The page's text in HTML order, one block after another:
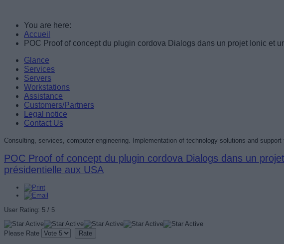
You are here:
Accueil
POC Proof of concept du plugin cordova Dialogs dans un projet Ionic et
Glance
Services
Servers
Workstations
Assistance
Customers/Partners
Legal notice
Contact Us
Consulting, services, computer engineering. Implementation of technology solutions and support
POC Proof of concept du plugin cordova Dialogs dans un
présidentielle aux USA
User Rating: 5 / 5
Please Rate